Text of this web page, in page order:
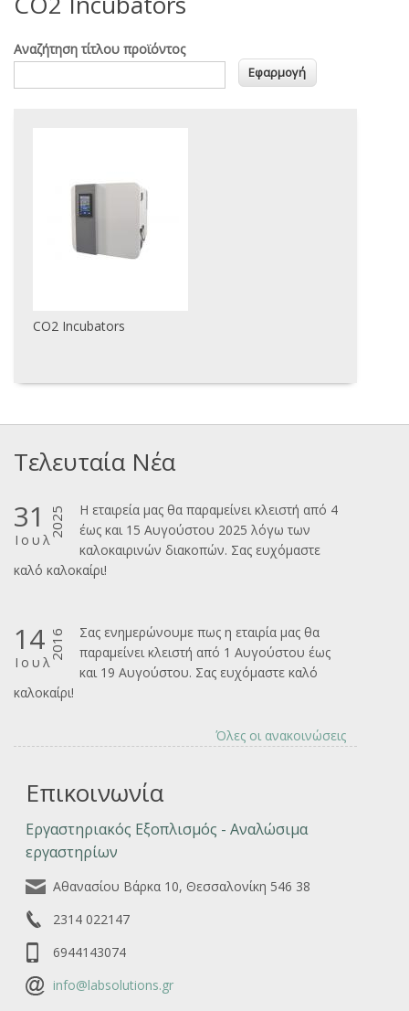
Αναζήτηση τίτλου προϊόντος
CO2 Incubators
Τελευταία Νέα
31
Ιουλ
2025
Η εταιρεία μας θα παραμείνει κλειστή από 4
έως και 15 Αυγούστου 2025 λόγω των
καλοκαιρινών διακοπών. Σας ευχόμαστε
καλ΄΄ο καλοκαίρι!
14
Ιουλ
2016
Σας ενημερώνουμε πως η εταιρία μας θα
παραμείνει κλειστή από 1 Αυγούστου έως
και 19 Αυγούστου. Σας ευχόμαστε καλό
καλοκαίρι!
Όλες οι ανακοινώσεις
Επικοινωνία
Εργαστηριακός Εξοπλισμός - Αναλώσιμα
εργαστηρίων
Αθανασίου Βάρκα 10, Θεσσαλονίκη 546 38
2314 022147
6944143074
info@labsolutions.gr